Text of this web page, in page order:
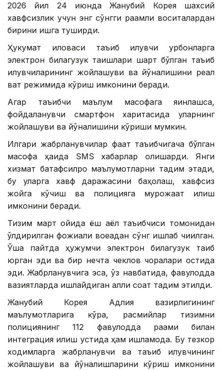
2026 йил 24 июнда Жанубий Корея шахсий
хавфсизлик учун энг сўнгги рақамли воситалардан
бирини ишга туширди.
Ҳукумат иловаси таъқиб қилувчи қурбонларга
электрон билагузук тақишлари шарт бўлган таъқиб
қилувчиларининг жойлашуви ва йўналишини реал
вақт режимида кўриш имконини беради.
Агар таъқибчи маълум масофага яқинлашса,
фойдаланувчи смартфон харитасида уларнинг
жойлашуви ва йўналишини кўриши мумкин.
Илгари жабрланувчилар фақат таъқибчигача бўлган
масофа ҳақида SМS хабарлар олишарди. Янги
хизмат батафсилроқ маълумотларни тақдим этади,
бу уларга хавф даражасини баҳолаш, хавфсиз
жойга кўчиш ва полицияга мурожаат қилиш
имконини беради.
Тизим март ойида ёш аёл таъқибчиси томонидан
ўлдирилган фожиали воқеадан сўнг ишлаб чиқилган.
Ўша пайтда ҳужумчи электрон билагузук тақиб
юрган эди ва бир нечта чеклов чоралари остида
эди. Жабрланувчига эса, ўз навбатида, фавқулодда
вазиятларда ишлайдиган ақлли соат тақдим этилди.
Жанубий Корея Адлия вазирлигининг
маълумотларига кўра, расмийлар тизимни
полициянинг 112 фавқулодда рақами билан
интеграция қилиш устида ҳам ишламоқда. Бу тезкор
ходимларга жабрланувчи ва таъқиб қилувчининг
жойлашуви ва йўналишларини кўриш имконини